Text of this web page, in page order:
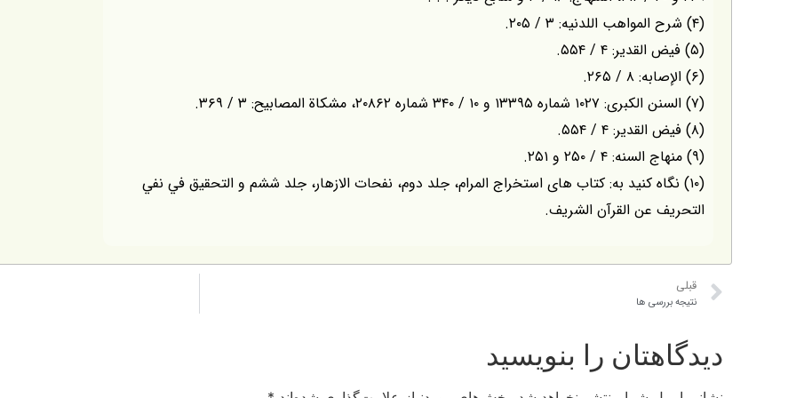
(۴) شرح المواهب اللدنيه: ۳ / ۲۰۵.
(۵) فيض القدير: ۴ / ۵۵۴.
(۶) الإصابه: ۸ / ۲۶۵.
(۷) السنن الكبرى: ۱۰۲۷ شماره ۱۳۳۹۵ و ۱۰ / ۳۴۰ شماره ۲۰۸۶۲، مشكاة المصابيح: ۳ / ۳۶۹.
(۸) فيض القدير: ۴ / ۵۵۴.
(۹) منهاج السنه: ۴ / ۲۵۰ و ۲۵۱.
(۱۰) نگاه كنيد به: كتاب هاى استخراج المرام، جلد دوم، نفحات الازهار، جلد ششم و التحقيق في نفي
التحريف عن القرآن الشريف.
قبلی
نتيجه بررسى ها
دیدگاهتان را بنویسید